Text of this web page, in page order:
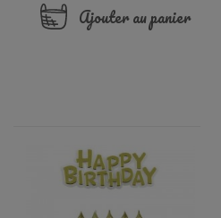
Ajouter au panier